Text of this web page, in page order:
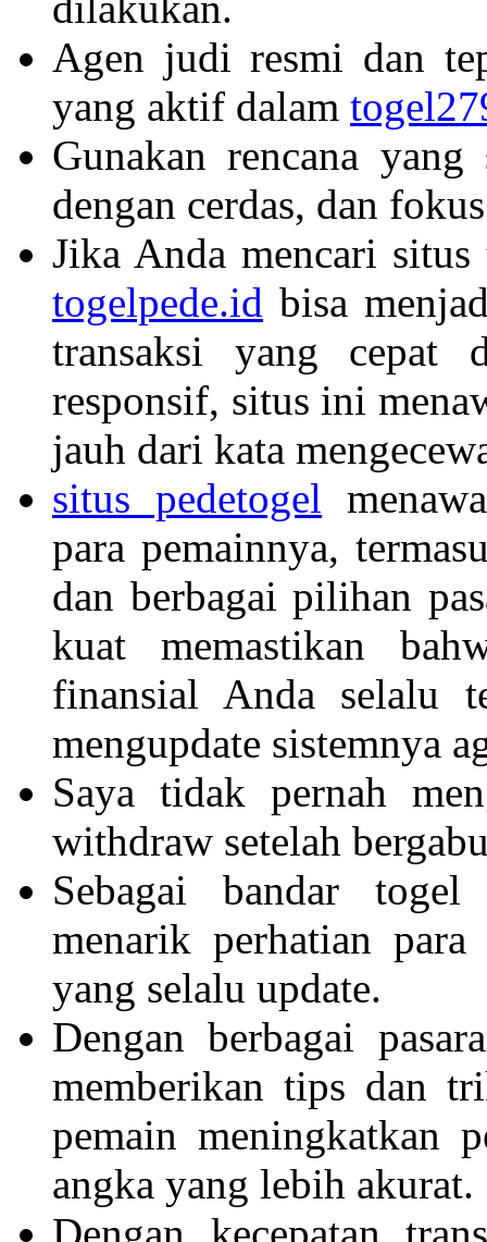
Agen judi resmi dan
yang aktif dalam
Gunakan rencana
dengan cerdas, dan
Jika Anda mencari
togelpede.id bisa
transaksi yang cepat
responsif, situs ini
jauh dari kata
situs pedetogel
para pemainnya,
dan berbagai pilihan
kuat memastikan
finansial Anda selalu
mengupdate sistemnya
Saya tidak pernah
withdraw setelah
Sebagai bandar
menarik perhatian
yang selalu update.
Dengan berbagai
memberikan tips dan
pemain meningkatkan
angka yang lebih akurat.
Dengan kecepatan